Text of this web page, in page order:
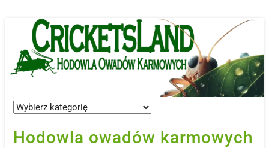
content
Hodowla owadów karmowych